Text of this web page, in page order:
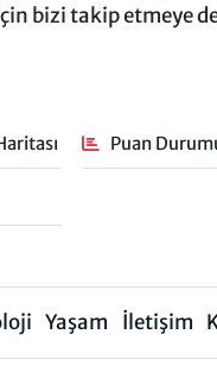
bizi takip etmeye
Puan
Yaşam İletişim